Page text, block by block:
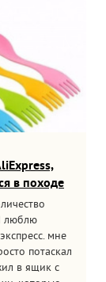
в походе
люблю
мне
потаскал
в ящик с